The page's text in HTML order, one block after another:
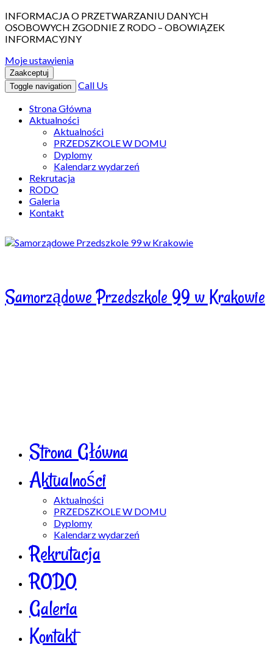
INFORMACJA O PRZETWARZANIU DANYCH
OSOBOWYCH ZGODNIE Z RODO – OBOWIĄZEK
INFORMACYJNY
Moje ustawienia
Zaakceptuj
Toggle navigation
Call Us
Strona Główna
Aktualności
Aktualności
PRZEDSZKOLE W DOMU
Dyplomy
Kalendarz wydarzeń
Rekrutacja
RODO
Galeria
Kontakt
Samorządowe Przedszkole 99 w Krakowie
Strona Główna
Aktualności
Aktualności
PRZEDSZKOLE W DOMU
Dyplomy
Kalendarz wydarzeń
Rekrutacja
RODO
Galeria
Kontakt